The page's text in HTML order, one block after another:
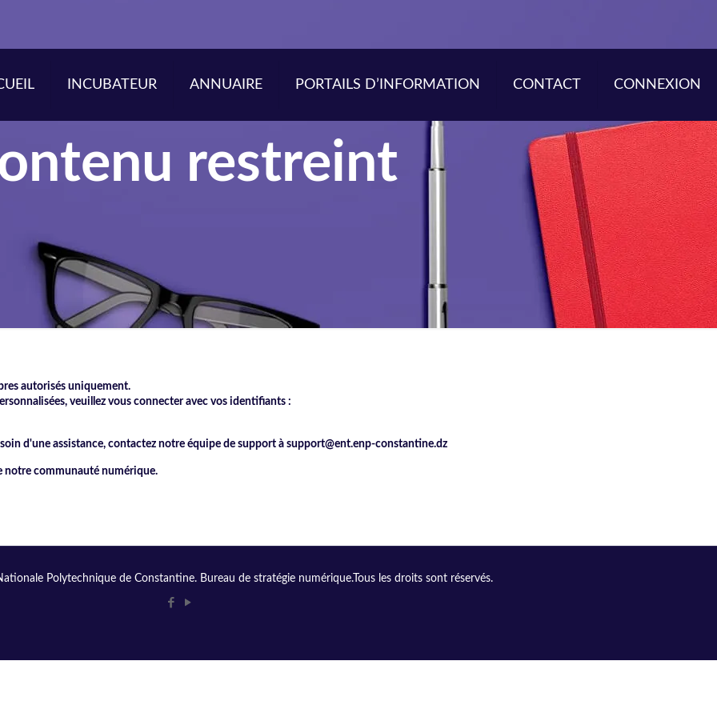
INCUBATEUR ANNUAIRE PORTAILS D’INFORMATION CONTACT CONNEXION
restreint
autorisés uniquement.
veuillez vous connecter avec vos identifiants :
d'une assistance, contactez notre équipe de support à support@ent.enp-constantine.dz
notre communauté numérique.
Polytechnique de Constantine. Bureau de stratégie numérique.Tous les droits sont réservés.